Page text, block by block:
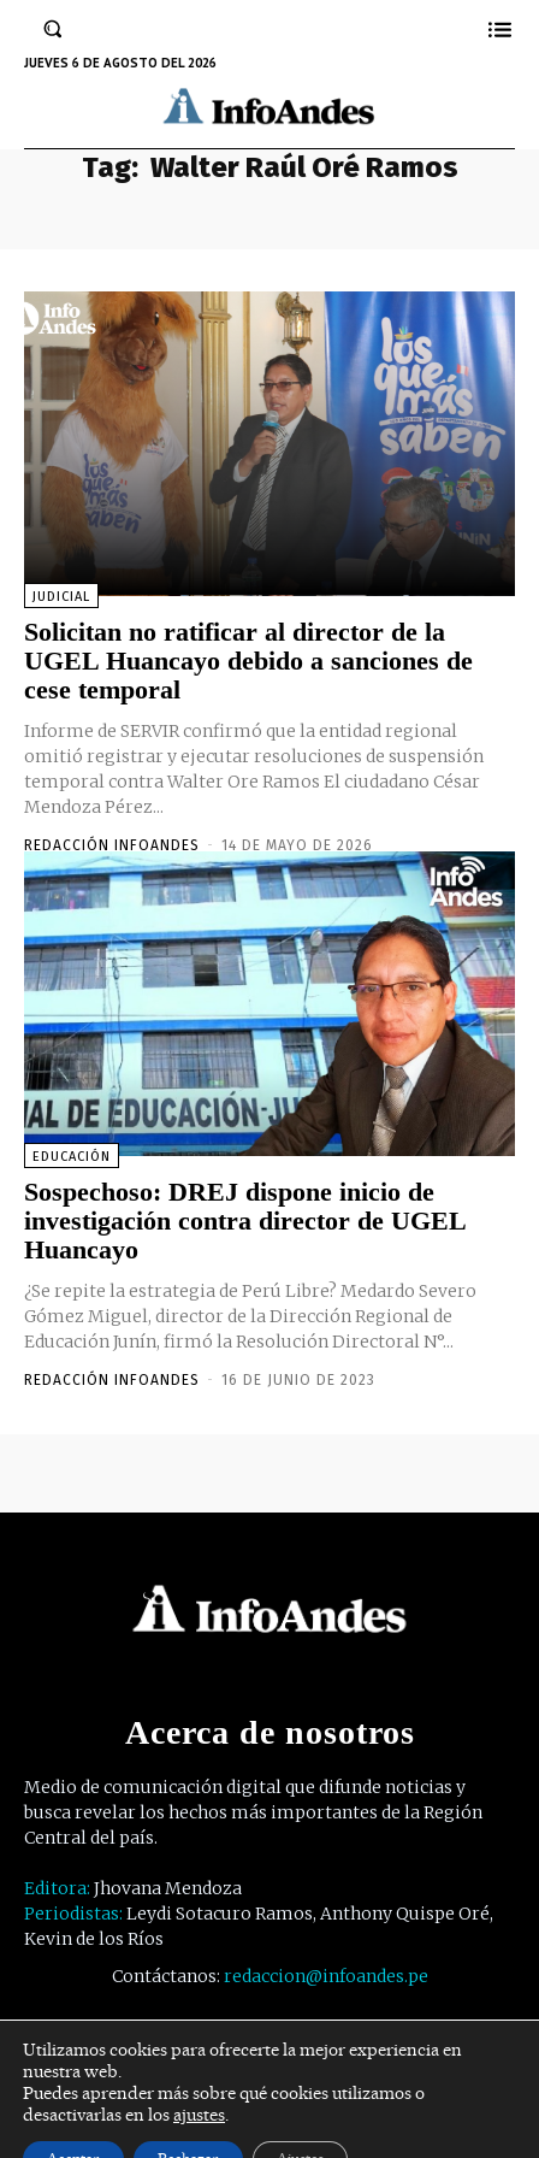
JUEVES 6 DE AGOSTO DEL 2026
Tag: Walter Raúl Oré Ramos
JUDICIAL
Solicitan no ratificar al director de la
UGEL Huancayo debido a sanciones de
cese temporal
Informe de SERVIR confirmó que la entidad regional
omitió registrar y ejecutar resoluciones de suspensión
temporal contra Walter Ore Ramos El ciudadano César
Mendoza Pérez...
REDACCIÓN INFOANDES - 14 DE MAYO DE 2026
EDUCACIÓN
Sospechoso: DREJ dispone inicio de
investigación contra director de UGEL
Huancayo
¿Se repite la estrategia de Perú Libre? Medardo Severo
Gómez Miguel, director de la Dirección Regional de
Educación Junín, firmó la Resolución Directoral N°...
REDACCIÓN INFOANDES - 16 DE JUNIO DE 2023
Acerca de nosotros
Medio de comunicación digital que difunde noticias y
busca revelar los hechos más importantes de la Región
Central del país.
Editora: Jhovana Mendoza
Periodistas: Leydi Sotacuro Ramos, Anthony Quispe Oré,
Kevin de los Ríos
Contáctanos: redaccion@infoandes.pe
Síguenos
Facebook Twitter Youtube
Utilizamos cookies para ofrecerte la mejor experiencia en
nuestra web.
Puedes aprender más sobre qué cookies utilizamos o
desactivarlas en losajustes.